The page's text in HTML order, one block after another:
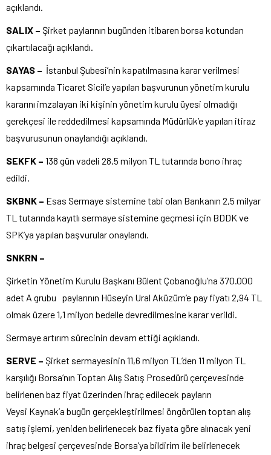
açıklandı.
SALIX – Şirket paylarının bugünden itibaren borsa kotundan
çıkartılacağı açıklandı.
SAYAS – İstanbul Şubesi’nin kapatılmasına karar verilmesi
kapsamında Ticaret Sicil’e yapılan başvurunun yönetim kurulu
kararını imzalayan iki kişinin yönetim kurulu üyesi olmadığı
gerekçesi ile reddedilmesi kapsamında Müdürlük’e yapılan itiraz
başvurusunun onaylandığı açıklandı.
SEKFK – 138 gün vadeli 28,5 milyon TL tutarında bono ihraç
edildi.
SKBNK – Esas Sermaye sistemine tabi olan Bankanın 2,5 milyar
TL tutarında kayıtlı sermaye sistemine geçmesi için BDDK ve
SPK’ya yapılan başvurular onaylandı.
SNKRN –
Şirketin Yönetim Kurulu Başkanı Bülent Çobanoğlu’na 370.000
adet A grubu paylarının Hüseyin Ural Aküzüm’e pay fiyatı 2,94 TL
olmak üzere 1,1 milyon bedelle devredilmesine karar verildi.
Sermaye artırım sürecinin devam ettiği açıklandı.
SERVE – Şirket sermayesinin 11,6 milyon TL’den 11 milyon TL
karşılığı Borsa’nın Toptan Alış Satış Prosedürü çerçevesinde
belirlenen baz fiyat üzerinden ihraç edilecek payların
Veysi Kaynak’a bugün gerçekleştirilmesi öngörülen toptan alış
satış işlemi, yeniden belirlenecek baz fiyata göre alınacak yeni
ihraç belgesi çerçevesinde Borsa’ya bildirim ile belirlenecek